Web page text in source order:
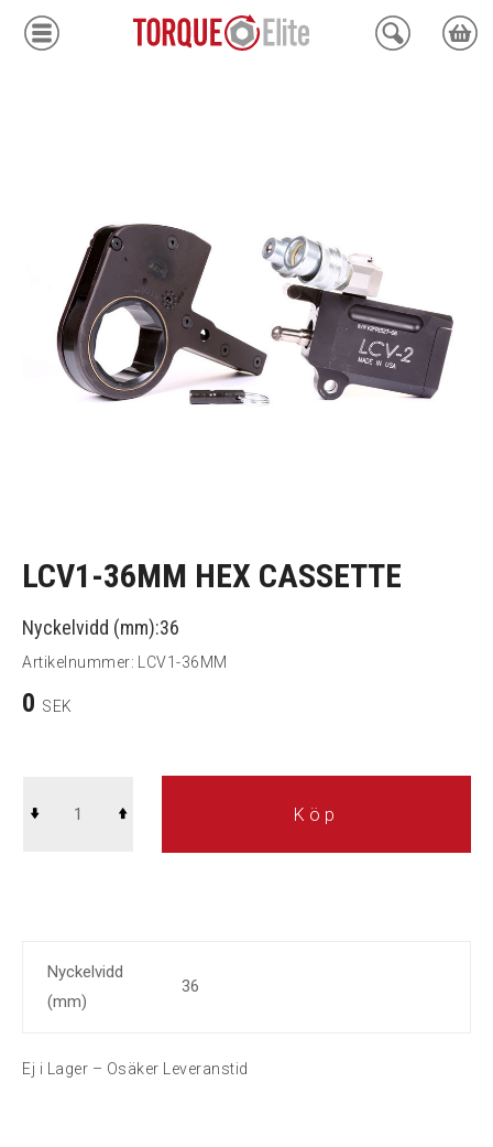
Avdragare
Mätinstrument
Tjänster
Kundcenter
LCV1-36MM HEX CASSETTE
Nyckelvidd (mm):36
Artikelnummer: LCV1-36MM
0 SEK
Köp
Nyckelvidd
(mm)
36
Ej i Lager – Osäker Leveranstid